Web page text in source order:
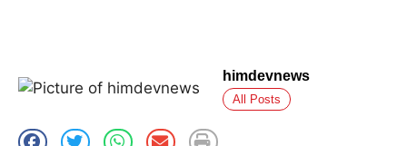
himdevnews
All Posts